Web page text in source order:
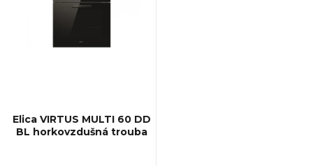
Elica VIRTUS MULTI 60 DD
BL horkovzdušná trouba